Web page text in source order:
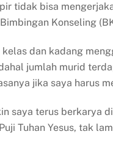
tidak bisa
Konseling
dan kadang
jumlah murid
jika saya harus
saya terus berkarya
Tuhan Yesus, tak